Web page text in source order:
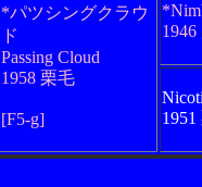
*パツシングクラウ
ド
Passing Cloud
1958 栗毛
[F5-g]